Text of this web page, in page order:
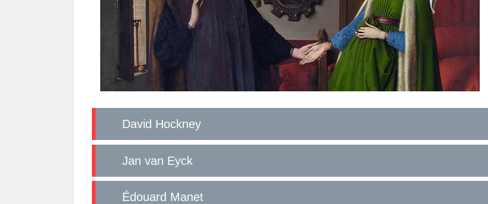
David Hockney
Jan van Eyck
Édouard Manet